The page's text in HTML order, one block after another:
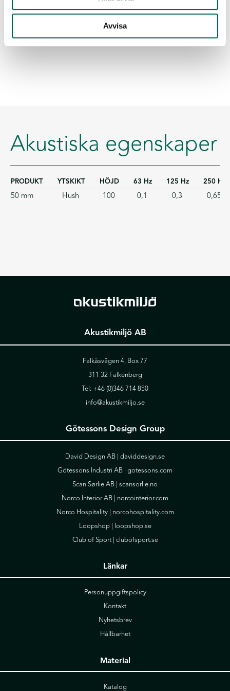
Avvisa
Akustiska egenskaper
PRODUKT YTSKIKT HÖJD 63 Hz 125 Hz 250 Hz
50 mm Hush 100 0,1 0,3 0,65
Akustikmiljö AB
Falkåsvägen 4, Box 77
311 32 Falkenberg
Tel: +46 (0)346 714 850
info@akustikmiljo.se
Götessons Design Group
David Design AB | daviddesign.se
Götessons Industri AB | gotessons.com
Scan Sørlie AB | scansorlie.no
Norco Interior AB | norcointerior.com
Norco Hospitality | norcohospitality.com
Loopshop |
loopshop.se
Club of Sport | clubofsport.se
Länkar
Personuppgiftspolicy
Kontakt
Nyhetsbrev
Hållbarhet
Material
Katalog